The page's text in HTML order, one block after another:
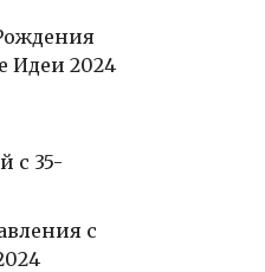
Идеи 2024
с 35-
с